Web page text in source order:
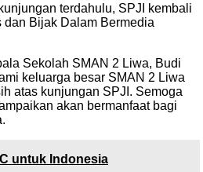
terdahulu, SPJI kembali
dan Bijak Dalam Bermedia
Sekolah SMAN 2 Liwa, Budi
keluarga besar SMAN 2 Liwa
atas kunjungan SPJI. Semoga
akan bermanfaat bagi
untuk Indonesia